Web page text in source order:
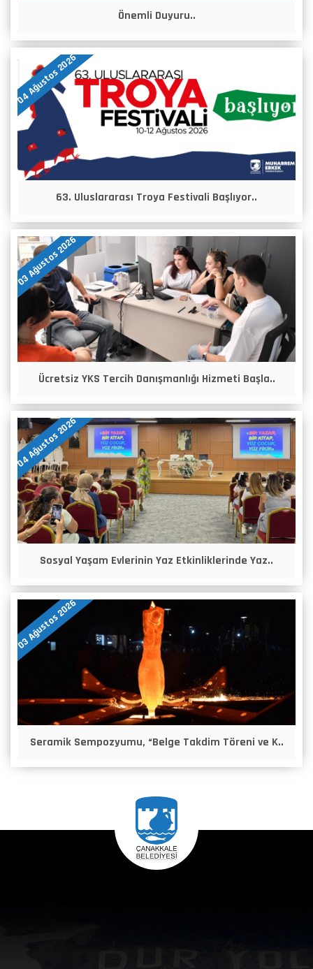
Önemli Duyuru..
04 Ağustos 2026
63. Uluslararası Troya Festivali Başlıyor..
03 Ağustos 2026
Ücretsiz YKS Tercih Danışmanlığı Hizmeti Başla..
04 Ağustos 2026
Sosyal Yaşam Evlerinin Yaz Etkinliklerinde Yaz..
03 Ağustos 2026
Seramik Sempozyumu, “Belge Takdim Töreni ve K..